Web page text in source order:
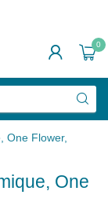
0
One Flower,
One